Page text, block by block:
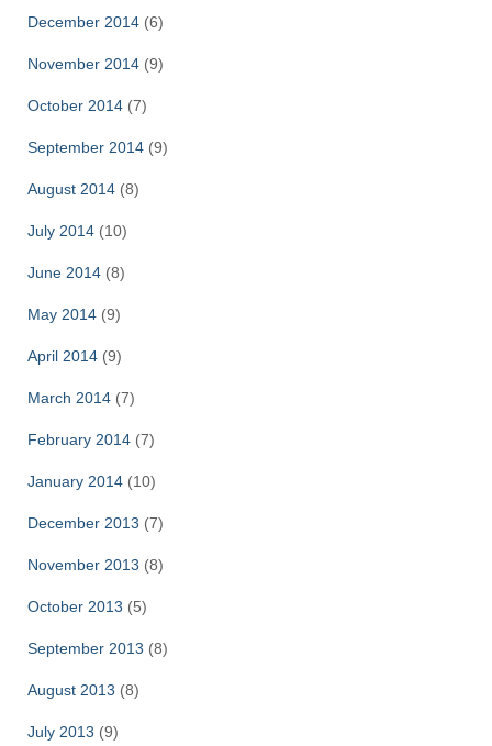
December 2014 (6)
November 2014 (9)
October 2014 (7)
September 2014 (9)
August 2014 (8)
July 2014 (10)
June 2014 (8)
May 2014 (9)
April 2014 (9)
March 2014 (7)
February 2014 (7)
January 2014 (10)
December 2013 (7)
November 2013 (8)
October 2013 (5)
September 2013 (8)
August 2013 (8)
July 2013 (9)